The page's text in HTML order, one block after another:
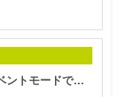
Jewel Sliding® - スライドパズル（イベントモードでレベル120クリア（マンタの神話））（Android）